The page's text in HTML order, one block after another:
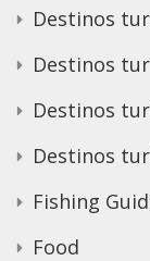
Destinos
Destinos
Destinos
Destinos
Fishing
Food